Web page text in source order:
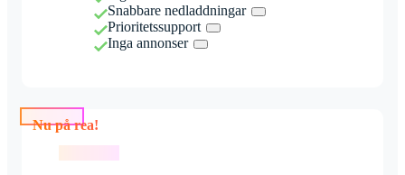
Snabbare nedladdningar
Prioritetssupport
Inga annonser
Nu på rea!